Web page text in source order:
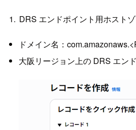
DRS エンドポイント用ホスト
ドメイン名：
大阪リージョン上の DRS エン